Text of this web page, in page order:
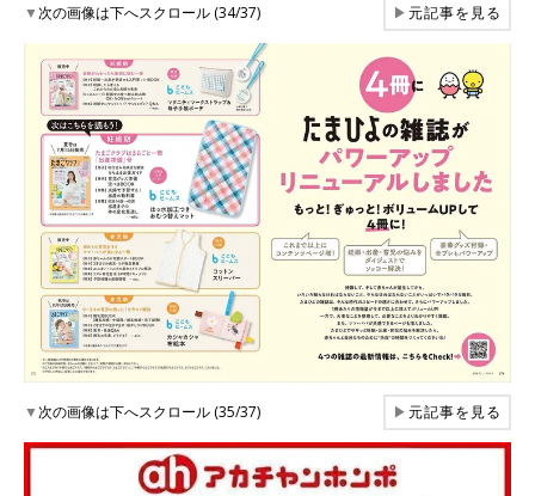
▼次の画像は下へスクロール (34/37) ▶元記事を見る
▼次の画像は下へスクロール (35/37) ▶元記事を見る